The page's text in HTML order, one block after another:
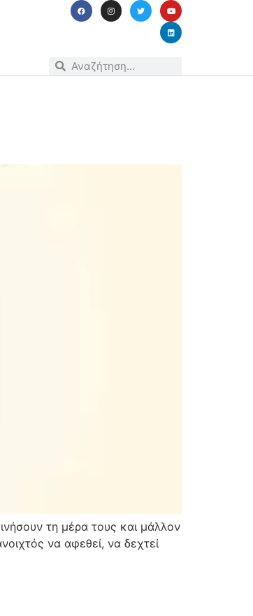
τη μέρα τους και μάλλον
να αφεθεί, να δεχτεί